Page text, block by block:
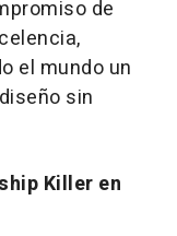
de
el mundo un
sin
Killer en